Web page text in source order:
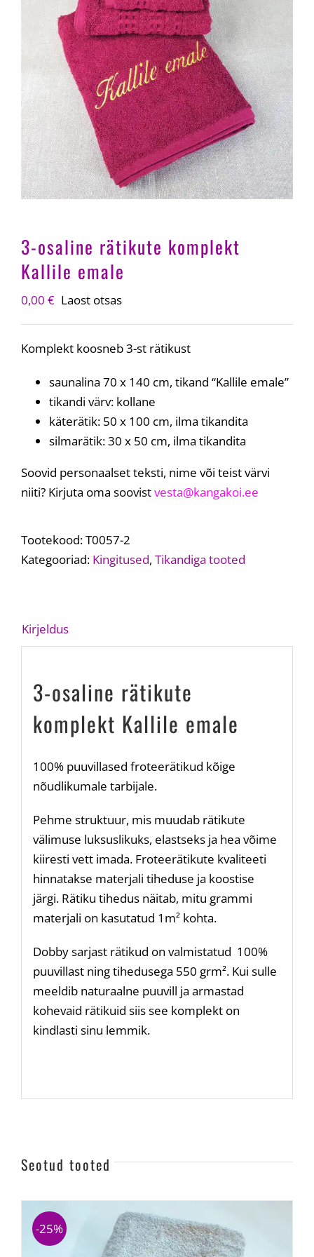
3-osaline rätikute komplekt
Kallile emale
0,00 € Laost otsas
Komplekt koosneb 3-st rätikust
saunalina 70 x 140 cm, tikand “Kallile emale”
tikandi värv: kollane
käterätik: 50 x 100 cm, ilma tikandita
silmarätik: 30 x 50 cm, ilma tikandita
Soovid personaalset teksti, nime või teist värvi
niiti? Kirjuta oma soovistvesta@kangakoi.ee
Tootekood:T0057-2
Kategooriad: Kingitused, Tikandiga tooted
Kirjeldus
3-osaline rätikute
komplekt Kallile emale
100% puuvillased froteerätikud kõige
nõudlikumale tarbijale.
Pehme struktuur, mis muudab rätikute
välimuse luksuslikuks, elastseks ja hea võime
kiiresti vett imada. Froteerätikute kvaliteeti
hinnatakse materjali tiheduse ja koostise
järgi. Rätiku tihedus näitab, mitu grammi
materjali on kasutatud 1m² kohta.
Dobby sarjast rätikud on valmistatud 100%
puuvillast ning tihedusega 550 grm². Kui sulle
meeldib naturaalne puuvill ja armastad
kohevaid rätikuid siis see komplekt on
kindlasti sinu lemmik.
Seotud tooted
-25%